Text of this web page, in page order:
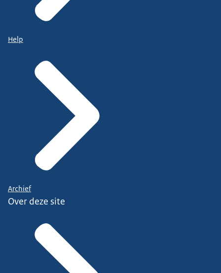
Help
Archief
Over deze site